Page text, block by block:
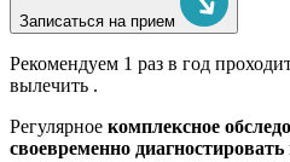
Записаться на прием
Рекомендуем 1 раз в год
вылечить .
Регулярное комплексное
своевременно диагностировать